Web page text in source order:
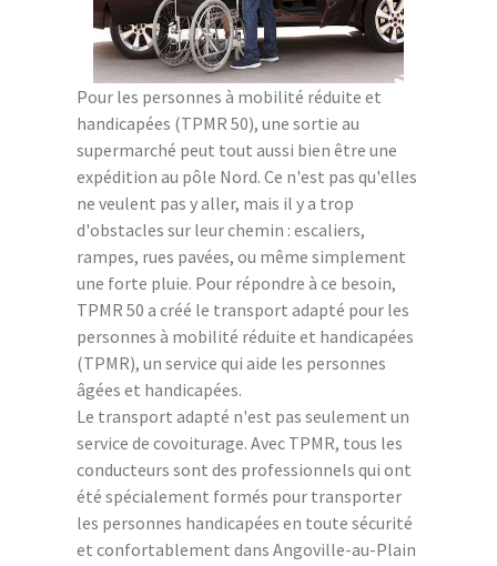
Pour les personnes à mobilité réduite et
handicapées (TPMR 50), une sortie au
supermarché peut tout aussi bien être une
expédition au pôle Nord. Ce n'est pas qu'elles
ne veulent pas y aller, mais il y a trop
d'obstacles sur leur chemin : escaliers,
rampes, rues pavées, ou même simplement
une forte pluie. Pour répondre à ce besoin,
TPMR 50 a créé le transport adapté pour les
personnes à mobilité réduite et handicapées
(TPMR), un service qui aide les personnes
âgées et handicapées.
Le transport adapté n'est pas seulement un
service de covoiturage. Avec TPMR, tous les
conducteurs sont des professionnels qui ont
été spécialement formés pour transporter
les personnes handicapées en toute sécurité
et confortablement dans Angoville-au-Plain